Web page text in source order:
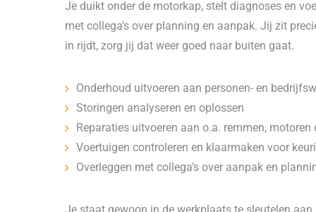
Je duikt onder de motorkap, stelt diagnoses en
met collega’s over planning en aanpak. Jij zit
in rijdt, zorg jij dat weer goed naar buiten gaat.
Onderhoud uitvoeren aan personen- en
Storingen analyseren en oplossen
Reparaties uitvoeren aan o.a. remmen,
Voertuigen controleren en klaarmaken voor
Overleggen met collega’s over aanpak en